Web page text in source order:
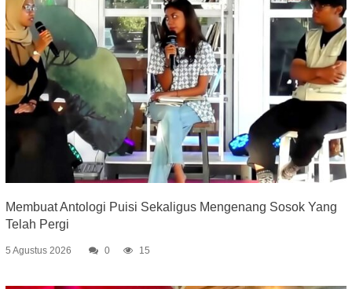
Membuat Antologi Puisi Sekaligus Mengenang Sosok Yang
Telah Pergi
5 Agustus 2026 0 15